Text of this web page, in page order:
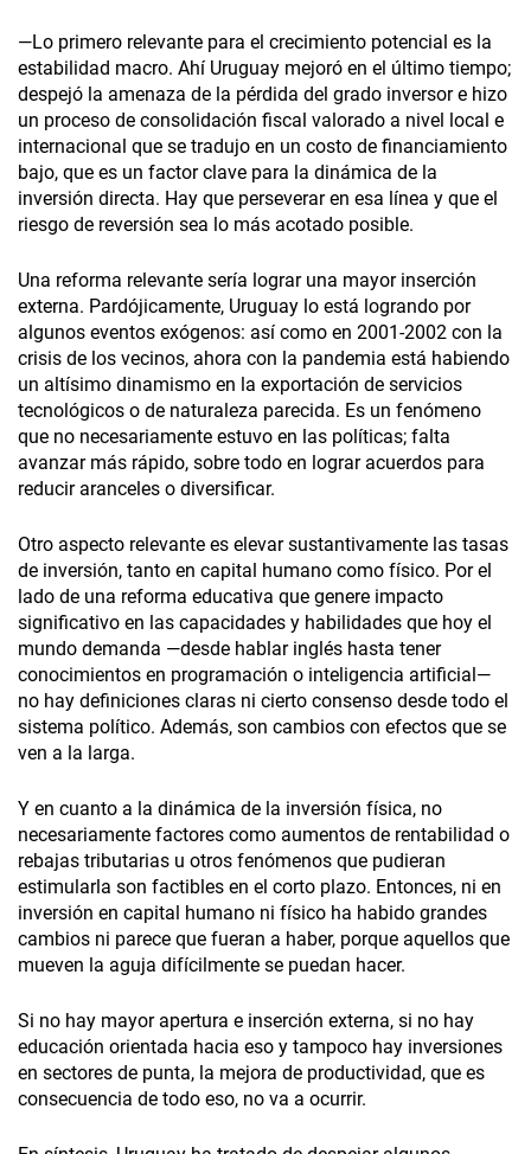
—Lo primero relevante para el crecimiento potencial es la
estabilidad macro. Ahí Uruguay mejoró en el último tiempo;
despejó la amenaza de la pérdida del grado inversor e hizo
un proceso de consolidación fiscal valorado a nivel local e
internacional que se tradujo en un costo de financiamiento
bajo, que es un factor clave para la dinámica de la
inversión directa. Hay que perseverar en esa línea y que el
riesgo de reversión sea lo más acotado posible.
Una reforma relevante sería lograr una mayor inserción
externa. Pardójicamente, Uruguay lo está logrando por
algunos eventos exógenos: así como en 2001-2002 con la
crisis de los vecinos, ahora con la pandemia está habiendo
un altísimo dinamismo en la exportación de servicios
tecnológicos o de naturaleza parecida. Es un fenómeno
que no necesariamente estuvo en las políticas; falta
avanzar más rápido, sobre todo en lograr acuerdos para
reducir aranceles o diversificar.
Otro aspecto relevante es elevar sustantivamente las tasas
de inversión, tanto en capital humano como físico. Por el
lado de una reforma educativa que genere impacto
significativo en las capacidades y habilidades que hoy el
mundo demanda —desde hablar inglés hasta tener
conocimientos en programación o inteligencia artificial—
no hay definiciones claras ni cierto consenso desde todo el
sistema político. Además, son cambios con efectos que se
ven a la larga.
Y en cuanto a la dinámica de la inversión física, no
necesariamente factores como aumentos de rentabilidad o
rebajas tributarias u otros fenómenos que pudieran
estimularla son factibles en el corto plazo. Entonces, ni en
inversión en capital humano ni físico ha habido grandes
cambios ni parece que fueran a haber, porque aquellos que
mueven la aguja difícilmente se puedan hacer.
Si no hay mayor apertura e inserción externa, si no hay
educación orientada hacia eso y tampoco hay inversiones
en sectores de punta, la mejora de productividad, que es
consecuencia de todo eso, no va a ocurrir.